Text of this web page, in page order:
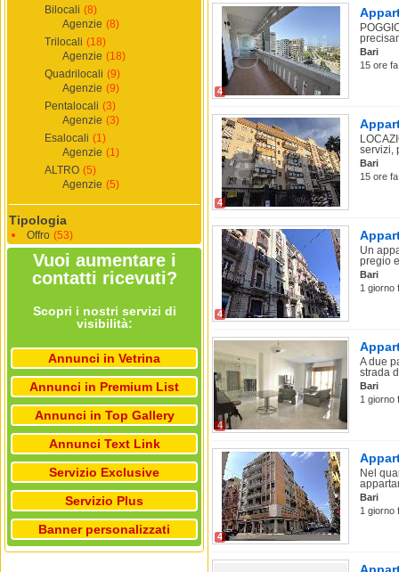
Bilocali (8)
Agenzie (8)
Trilocali (18)
Agenzie (18)
Quadrilocali (9)
Agenzie (9)
Pentalocali (3)
Agenzie (3)
Esalocali (1)
Agenzie (1)
ALTRO (5)
Agenzie (5)
Tipologia
Offro (53)
Vuoi aumentare i
contatti ricevuti?
Scopri i nostri servizi di
visibilità:
Annunci in Vetrina
Annunci in Premium List
Annunci in Top Gallery
Annunci Text Link
Servizio Exclusive
Servizio Plus
Banner personalizzati
4
Bari
15 ore
4
servizi,
Bari
15 ore
4
Un
pregio
Bari
1 giorno
4
A due
strada
Bari
1 giorno
4
Nel
Bari
1 giorno